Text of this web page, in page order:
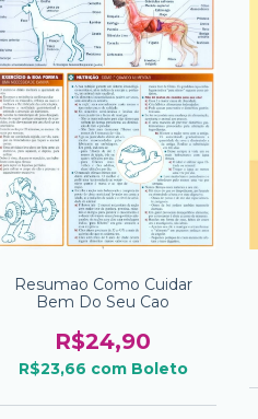
Resumao Como Cuidar
Bem Do Seu Cao
R$24,90
R$23,66 com Boleto